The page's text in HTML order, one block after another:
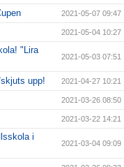
2021-05-07 09:47
2021-05-04 10:27
"Lira
2021-05-03 07:51
upp! 2021-04-27 10:21
2021-03-26 08:50
2021-03-22 14:21
i
2021-03-04 09:09